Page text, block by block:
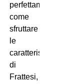
perfettamente
come
sfruttare
le
caratteristiche
di
Frattesi,